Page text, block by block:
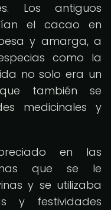
Los antiguos
el cacao en
y amarga, a
como la
no solo era un
también se
medicinales y
en las
que se le
y se utilizaba
y festividades